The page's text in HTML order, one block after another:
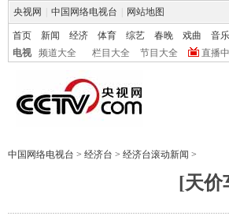
央视网 中国网络电视台 网站地图
首页 新闻 经济 体育 综艺 春晚 戏曲 音乐
电视
频道大全 栏目大全 节目大全 直播
中国网络电视台 > 经济台 > 经济台滚动新闻 >
[天价